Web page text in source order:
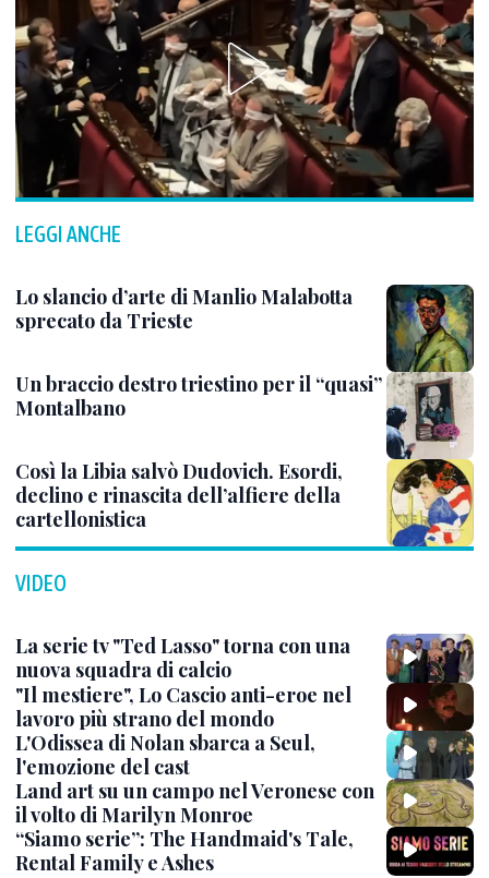
LEGGI ANCHE
Lo slancio d’arte di Manlio Malabotta
sprecato da Trieste
Un braccio destro triestino per il “quasi”
Montalbano
Così la Libia salvò Dudovich. Esordi,
declino e rinascita dell’alfiere della
cartellonistica
VIDEO
La serie tv "Ted Lasso" torna con una
nuova squadra di calcio
"Il mestiere", Lo Cascio anti-eroe nel
lavoro più strano del mondo
L'Odissea di Nolan sbarca a Seul,
l'emozione del cast
Land art su un campo nel Veronese con
il volto di Marilyn Monroe
“Siamo serie”: The Handmaid's Tale,
Rental Family e Ashes